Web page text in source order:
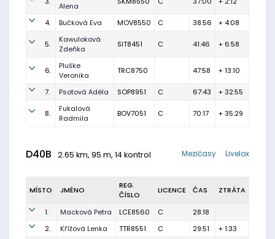
Alena
4. Bučková Eva MOV8550 C 38:56 + 4:08
5.
Kawuloková
Zdeňka
SIT8451 C 41:46 + 6:58
6.
Pluške
Veronika
TRC8750 47:58 + 13:10
7. Psotová Adéla SOP8951 C 67:43 + 32:55
8.
Fukalová
Radmila
BOV7051 C 70:17 + 35:29
D40B 2.65 km, 95 m, 14 kontrol Livelox
Mezičasy
MÍSTO JMÉNO
REG.
ČÍSLO
LICENCE ČAS ZTRÁTA
1. Macková Petra LCE8560 C
28:18
2.
Křížová Lenka TTR8551 C 29:51 + 1:33